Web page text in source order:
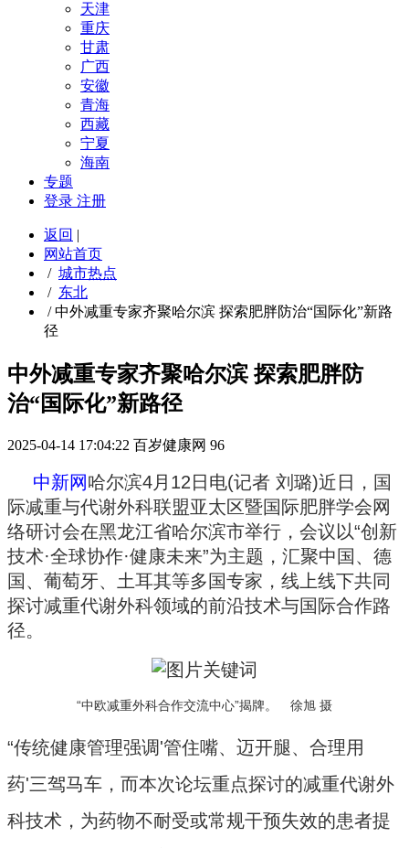
天津
重庆
甘肃
广西
安徽
青海
西藏
宁夏
海南
专题
登录 注册
返回 |
网站首页
/ 城市热点
/ 东北
/中外减重专家齐聚哈尔滨 探索肥胖防治“国际化”新路
径
中外减重专家齐聚哈尔滨 探索肥胖防
治“国际化”新路径
2025-04-14 17:04:22 百岁健康网 96
中新网哈尔滨4月12日电(记者 刘璐)近日，国
际减重与代谢外科联盟亚太区暨国际肥胖学会网
络研讨会在黑龙江省哈尔滨市举行，会议以“创新
技术·全球协作·健康未来”为主题，汇聚中国、德
国、葡萄牙、土耳其等多国专家，线上线下共同
探讨减重代谢外科领域的前沿技术与国际合作路
径。
“中欧减重外科合作交流中心”揭牌。 徐旭 摄
“传统健康管理强调'管住嘴、迈开腿、合理用
药'三驾马车，而本次论坛重点探讨的减重代谢外
科技术，为药物不耐受或常规干预失效的患者提